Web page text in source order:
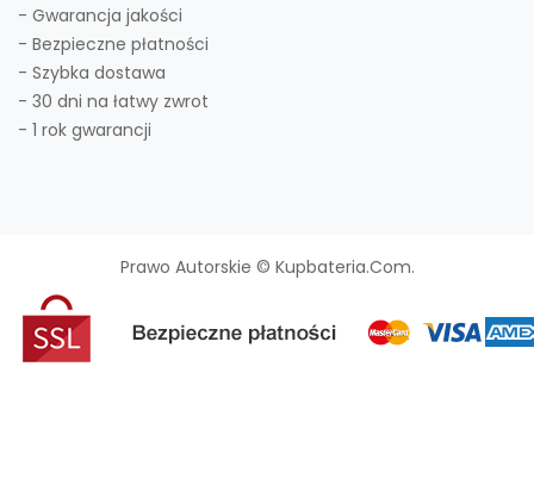
- Gwarancja jakości
- Bezpieczne płatności
- Szybka dostawa
- 30 dni na łatwy zwrot
- 1 rok gwarancji
Prawo Autorskie © Kupbateria.com.